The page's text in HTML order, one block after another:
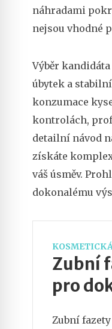
náhradami
nejsou vhodné
Výběr
úbytek a
konzumace
kontrolách,
detailní návod
získáte
váš úsměv.
dokonalému
Zubní
pro
Zubní